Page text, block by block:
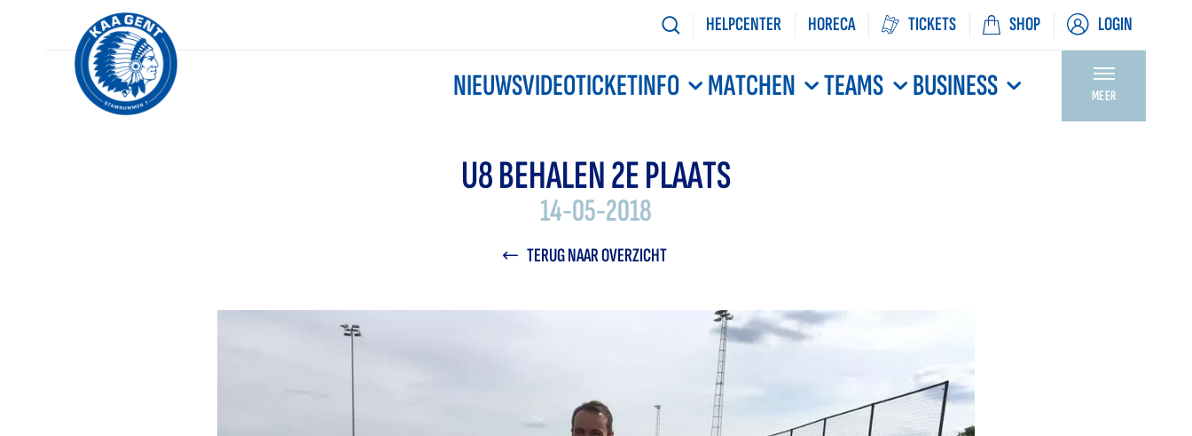
HELPCENTER HORECA TICKETS SHOP LOGIN
NIEUWSVIDEOTICKETINFO MATCHEN TEAMS BUSINESS MEER
U8 BEHALEN 2E PLAATS
14-05-2018
TERUG NAAR OVERZICHT